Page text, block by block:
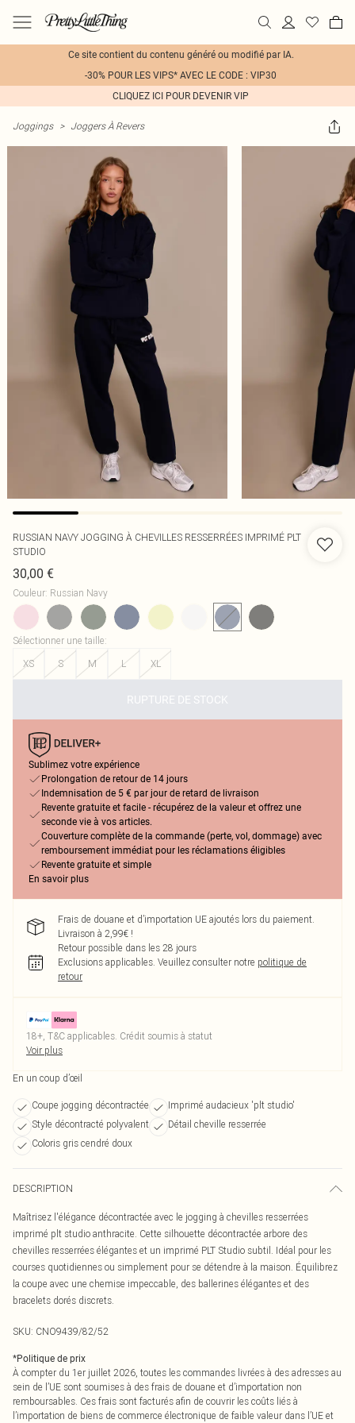
Ce site contient du contenu généré ou modifié par IA.
-30% POUR LES VIPS* AVEC LE CODE : VIP30
CLIQUEZ ICI POUR DEVENIR VIP
Joggings > Joggers À Revers
RUSSIAN NAVY JOGGING À CHEVILLES RESSERRÉES IMPRIMÉ PLT
STUDIO
30,00 €
Couleur: Russian Navy
Sélectionner une taille:
XS
S M L XL
RUPTURE DE STOCK
Sublimez votre expérience
Prolongation de retour de 14 jours
Indemnisation de 5 € par jour de retard de livraison
Revente gratuite et facile - récupérez de la valeur et offrez une
seconde vie à vos articles.
Couverture complète de la commande (perte, vol, dommage) avec
remboursement immédiat pour les réclamations éligibles
Revente gratuite et simple
En savoir plus
Frais de douane et d’importation UE ajoutés lors du paiement.
Livraison à 2,99€ !
Retour possible dans les 28 jours
Exclusions applicables. Veuillez consulter notre politique de
retour
18+, T&C applicables. Crédit soumis à statut
Voir plus
En un coup d’œil
Coupe jogging décontractée
Imprimé audacieux 'plt studio'
Style décontracté polyvalent
Détail cheville resserrée
Coloris gris cendré doux
DESCRIPTION
Maîtrisez l'élégance décontractée avec le jogging à chevilles resserrées
imprimé plt studio anthracite. Cette silhouette décontractée arbore des
chevilles resserrées élégantes et un imprimé PLT Studio subtil. Idéal pour les
courses quotidiennes ou simplement pour se détendre à la maison. Équilibrez
la coupe avec une chemise impeccable, des ballerines élégantes et des
bracelets dorés discrets.
SKU: CNO9439/82/52
*Politique de prix
À compter du 1er juillet 2026, toutes les commandes livrées à des adresses au
sein de l’UE sont soumises à des frais de douane et d’importation non
remboursables. Ces frais sont facturés afin de couvrir les coûts liés à
l’importation de biens de commerce électronique de faible valeur dans l’UE et